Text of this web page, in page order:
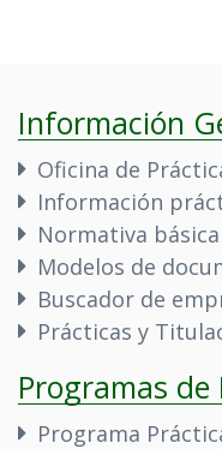
Información
Oficina de
Información
Normativa básica
Modelos de
Buscador de
Prácticas y
Programas de
Programa